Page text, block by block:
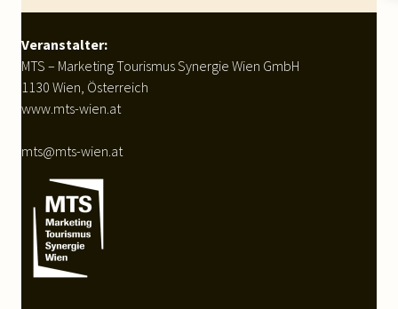
Veranstalter:
MTS – Marketing Tourismus Synergie Wien GmbH
1130 Wien, Österreich
www.mts-wien.at
mts@mts-wien.at